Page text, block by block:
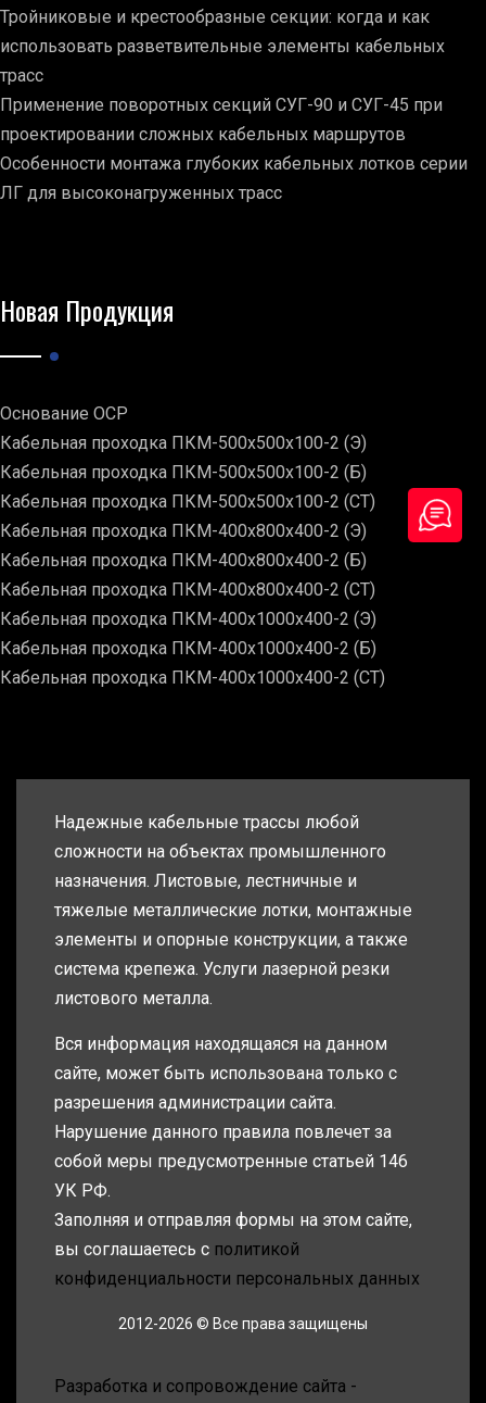
Тройниковые и крестообразные секции: когда и как
использовать разветвительные элементы кабельных
трасс
Применение поворотных секций СУГ-90 и СУГ-45 при
проектировании сложных кабельных маршрутов
Особенности монтажа глубоких кабельных лотков серии
ЛГ для высоконагруженных трасс
Новая Продукция
Основание ОСР
Кабельная проходка ПКМ-500х500х100-2 (Э)
Кабельная проходка ПКМ-500х500х100-2 (Б)
Кабельная проходка ПКМ-500х500х100-2 (СТ)
Кабельная проходка ПКМ-400х800х400-2 (Э)
Кабельная проходка ПКМ-400х800х400-2 (Б)
Кабельная проходка ПКМ-400х800х400-2 (СТ)
Кабельная проходка ПКМ-400х1000х400-2 (Э)
Кабельная проходка ПКМ-400х1000х400-2 (Б)
Кабельная проходка ПКМ-400х1000х400-2 (СТ)
Надежные кабельные трассы любой
сложности на объектах промышленного
назначения. Листовые, лестничные и
тяжелые металлические лотки, монтажные
элементы и опорные конструкции, а также
система крепежа. Услуги лазерной резки
листового металла.
Вся информация находящаяся на данном
сайте, может быть использована только с
разрешения администрации сайта.
Нарушение данного правила повлечет за
собой меры предусмотренные статьей 146
УК РФ.
Заполняя и отправляя формы на этом сайте,
вы соглашаетесь с политикой
конфиденциальности персональных данных
2012-2026 © Все права защищены
Разработка и сопровождение сайта -